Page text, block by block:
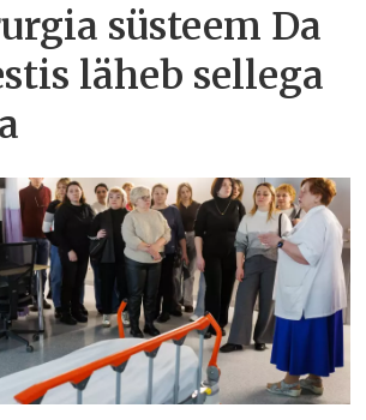
süsteem Da
läheb sellega